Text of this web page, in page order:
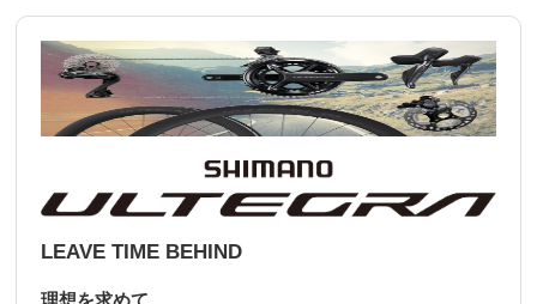
LEAVE TIME BEHIND
理想を求めて